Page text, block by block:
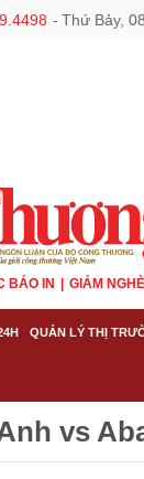
- Thứ Bảy,
BÁO IN GIẢM
QUẢN LÝ THỊ
vs